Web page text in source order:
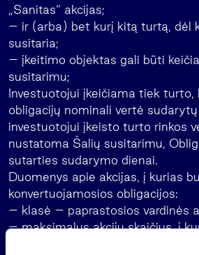
„Sanitas“ akcijas;
– ir (arba) bet kurį kitą turtą, dėl
susitaria;
– įkeitimo objektas gali būti
susitarimu;
Investuotojui įkeičiama tiek turto,
obligacijų nominali vertė
investuotojui įkeisto turto rinkos
nustatoma Šalių susitarimu,
sutarties sudarymo dienai.
Duomenys apie akcijas, į kurias
konvertuojamosios obligacijos:
– klasė – paprastosios vardinės
– maksimalus akcijų skaičius, į
pakeistos obligacijos – 9 090